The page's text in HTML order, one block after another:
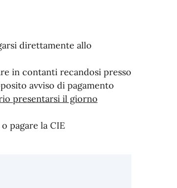
direttamente allo
in contanti recandosi presso
avviso di pagamento
presentarsi il giorno
pagare la CIE